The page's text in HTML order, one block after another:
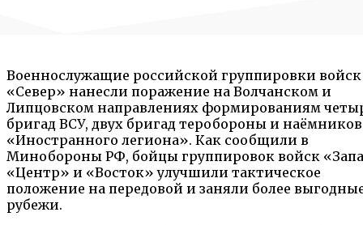
Военнослужащие российской группировки войск
«Север» нанесли поражение на Волчанском и
Липцовском направлениях формированиям
бригад ВСУ, двух бригад теробороны и наёмников
«Иностранного легиона». Как сообщили в
Минобороны РФ, бойцы группировок войск
«Центр» и «Восток» улучшили тактическое
положение на передовой и заняли более
рубежи.